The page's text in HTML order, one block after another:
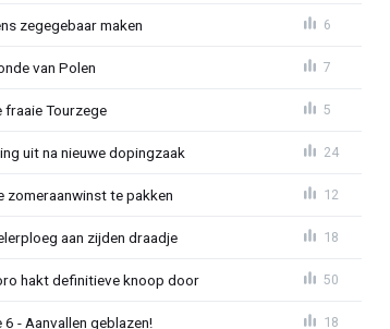
zegegebaar maken 6
van Polen 7
fraaie Tourzege 5
uit na nieuwe dopingzaak 24
zomeraanwinst te pakken 12
aan zijden draadje 18
hakt definitieve knoop door 50
- Aanvallen geblazen! 18